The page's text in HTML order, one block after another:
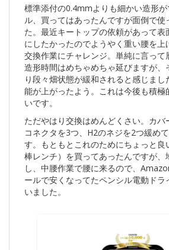
標準添付の0.4mmよりも細かい造形
ル、買ってはあったんですが面倒で使
た。最近キートップの依頼があって
にしたかったのでようやく重い腰を
交換作業にチャレンジ。単純に言って
造形時間はめちゃめちゃ延びますが、
り段々畑状態が緩和されると感じま
能が上がったよう。これは今後も積極
いです。
ただやはり交換はめんどくさい。カ
コネクタを3つ、H2のネジを2つ緩め
す。もともとこれのためにちょっと良
棒レンチ）を買ってあったんですが、
し、中腰作業で腰に来るので、
ールで安くなってたペンシル電動ドラ
いました。